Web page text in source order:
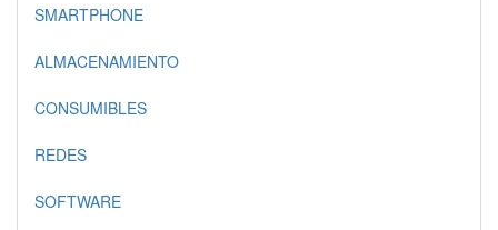
SMARTPHONE
ALMACENAMIENTO
CONSUMIBLES
REDES
SOFTWARE